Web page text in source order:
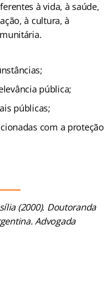
à vida, à saúde,
à cultura, à
pública;
públicas;
com a proteção
(2000). Doutoranda
Advogada